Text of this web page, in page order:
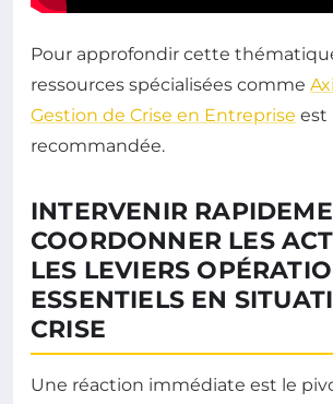
Pour approfondir cette
ressources spécialisées comme
Gestion de Crise en Entreprise est
recommandée.
INTERVENIR
COORDONNER LES
LES LEVIERS
ESSENTIELS EN
CRISE
Une réaction immédiate est le